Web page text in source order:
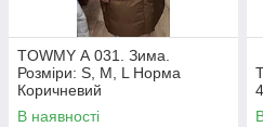
TOWMY А 031. Зима.
Розміри: S, M, L Норма
Коричневий
В наявності